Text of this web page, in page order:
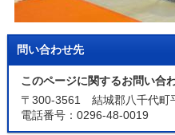
問い合わせ先
このページに関するお問い合
〒300-3561 結城郡八千代町
電話番号：0296-48-0019